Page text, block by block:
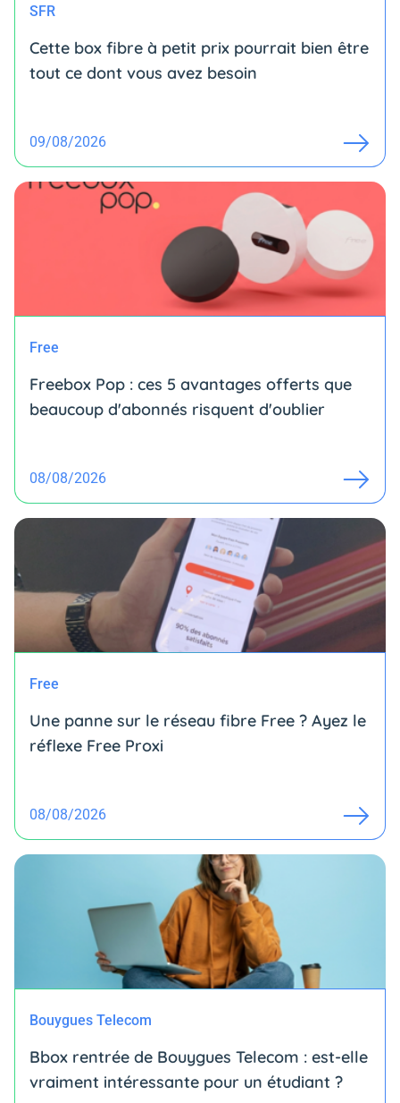
SFR
Cette box fibre à petit prix pourrait bien être
tout ce dont vous avez besoin
09/08/2026
Free
Freebox Pop : ces 5 avantages offerts que
beaucoup d'abonnés risquent d'oublier
08/08/2026
Free
Une panne sur le réseau fibre Free ? Ayez le
réflexe Free Proxi
08/08/2026
Bouygues Telecom
Bbox rentrée de Bouygues Telecom : est-elle
vraiment intéressante pour un étudiant ?